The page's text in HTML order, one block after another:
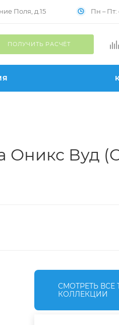
Поля, д.15 Пн – Пт:
ПОЛУЧИТЬ РАСЧЁТ
Оникс Вуд
СМОТРЕТЬ ВСЕ
КОЛЛЕКЦИИ